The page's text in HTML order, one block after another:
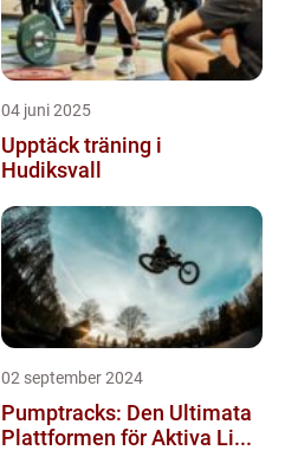
04 juni 2025
Upptäck träning i
Hudiksvall
02 september 2024
Pumptracks: Den Ultimata
Plattformen för Aktiva Li...